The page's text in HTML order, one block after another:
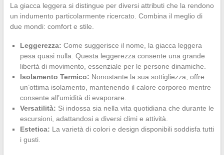
La giacca leggera si distingue per diversi attributi che la rendono
un indumento particolarmente ricercato. Combina il meglio di
due mondi: comfort e stile.
Leggerezza: Come suggerisce il nome, la giacca leggera
pesa quasi nulla. Questa leggerezza consente una grande
libertà di movimento, essenziale per le persone dinamiche.
Isolamento Termico: Nonostante la sua sottigliezza, offre
un’ottima isolamento, mantenendo il calore corporeo mentre
consente all’umidità di evaporare.
Versatilità: Si indossa sia nella vita quotidiana che durante le
escursioni, adattandosi a diversi climi e attività.
Estetica: La varietà di colori e design disponibili soddisfa tutti
i gusti.